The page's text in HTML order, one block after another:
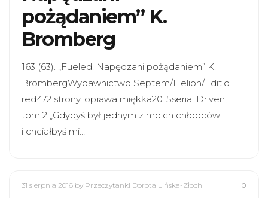
pożądaniem” K.
Bromberg
163 (63). „Fueled. Napędzani pożądaniem” K.
BrombergWydawnictwo Septem/Helion/Editio
red472 strony, oprawa miękka2015seria: Driven,
tom 2 „Gdybyś był jednym z moich chłopców
i chciałbyś mi…
31 sierpnia 2016 by Przeczytanki Dorota Lińska-Złoch 0